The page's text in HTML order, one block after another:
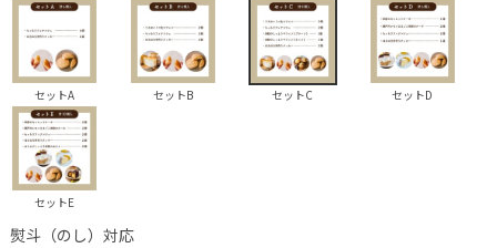
セットA セットB セットC セットD
セットE
熨斗（のし）対応